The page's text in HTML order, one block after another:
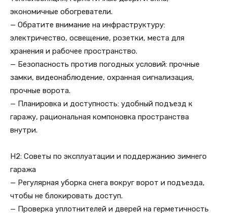
экономичные обогреватели.
— Обратите внимание на инфраструктуру:
электричество, освещение, розетки, места для
хранения и рабочее пространство.
— Безопасность против погодных условий: прочные
замки, видеонаблюдение, охранная сигнализация,
прочные ворота.
— Планировка и доступность: удобный подъезд к
гаражу, рациональная компоновка пространства
внутри.
H2: Советы по эксплуатации и поддержанию зимнего
гаража
— Регулярная уборка снега вокруг ворот и подъезда,
чтобы не блокировать доступ.
— Проверка уплотнителей и дверей на герметичность